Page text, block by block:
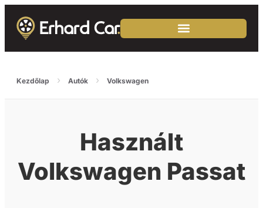
Kezdőlap › Autók › Volkswagen
Használt
Volkswagen Passat